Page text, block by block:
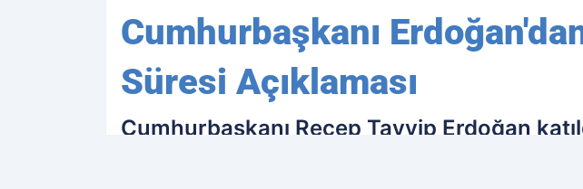
Cumhurbaşkanı
Süresi Açıklaması
Cumhurbaşkanı Recep Tayyip Erdoğan